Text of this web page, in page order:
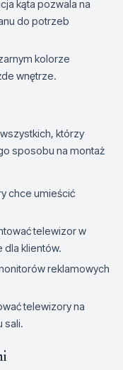
kąta pozwala na
do potrzeb
kolorze
wnętrze.
którzy
sposobu na montaż
chce umieścić
telewizor w
dla klientów.
reklamowych
telewizory na
sali.